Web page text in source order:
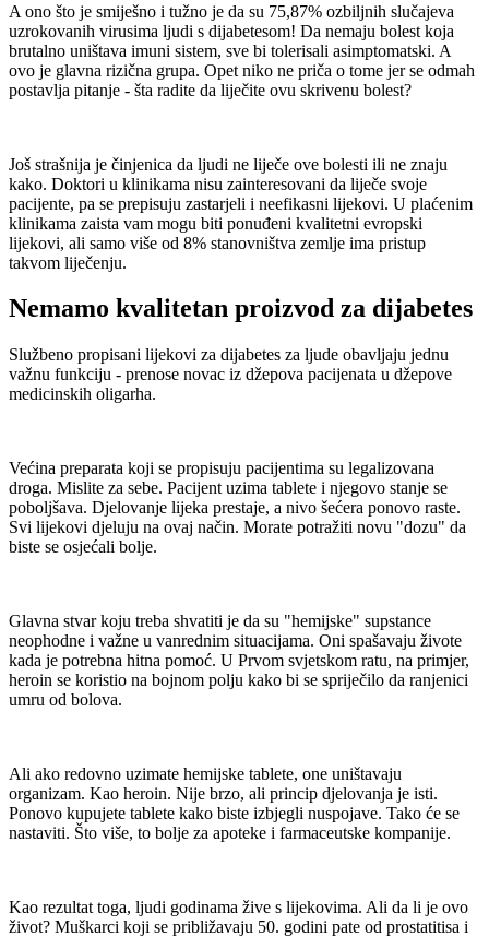
A ono što je smiješno i tužno je da su 75,87% ozbiljnih slučajeva
uzrokovanih virusima ljudi s dijabetesom! Da nemaju bolest koja
brutalno uništava imuni sistem, sve bi tolerisali asimptomatski. A
ovo je glavna rizična grupa. Opet niko ne priča o tome jer se odmah
postavlja pitanje - šta radite da liječite ovu skrivenu bolest?
Još strašnija je činjenica da ljudi ne liječe ove bolesti ili ne znaju
kako. Doktori u klinikama nisu zainteresovani da liječe svoje
pacijente, pa se prepisuju zastarjeli i neefikasni lijekovi. U plaćenim
klinikama zaista vam mogu biti ponuđeni kvalitetni evropski
lijekovi, ali samo više od 8% stanovništva zemlje ima pristup
takvom liječenju.
Nemamo kvalitetan proizvod za dijabetes
Službeno propisani lijekovi za dijabetes za ljude obavljaju jednu
važnu funkciju - prenose novac iz džepova pacijenata u džepove
medicinskih oligarha.
Većina preparata koji se propisuju pacijentima su legalizovana
droga. Mislite za sebe. Pacijent uzima tablete i njegovo stanje se
poboljšava. Djelovanje lijeka prestaje, a nivo šećera ponovo raste.
Svi lijekovi djeluju na ovaj način. Morate potražiti novu "dozu" da
biste se osjećali bolje.
Glavna stvar koju treba shvatiti je da su "hemijske" supstance
neophodne i važne u vanrednim situacijama. Oni spašavaju živote
kada je potrebna hitna pomoć. U Prvom svjetskom ratu, na primjer,
heroin se koristio na bojnom polju kako bi se spriječilo da ranjenici
umru od bolova.
Ali ako redovno uzimate hemijske tablete, one uništavaju
organizam. Kao heroin. Nije brzo, ali princip djelovanja je isti.
Ponovo kupujete tablete kako biste izbjegli nuspojave. Tako će se
nastaviti. Što više, to bolje za apoteke i farmaceutske kompanije.
Kao rezultat toga, ljudi godinama žive s lijekovima. Ali da li je ovo
život? Muškarci koji se približavaju 50. godini pate od prostatitisa i